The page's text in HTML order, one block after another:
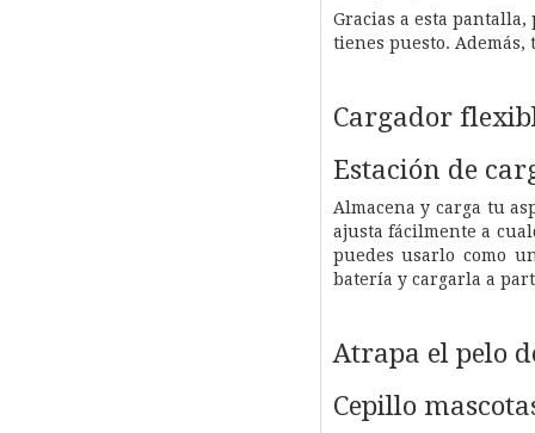
Gracias a esta
tienes puesto.
Cargador
Estación de
Almacena y carga tu
ajusta fácilmente a
puedes usarlo como
batería y cargarla a
Atrapa el pelo
Cepillo